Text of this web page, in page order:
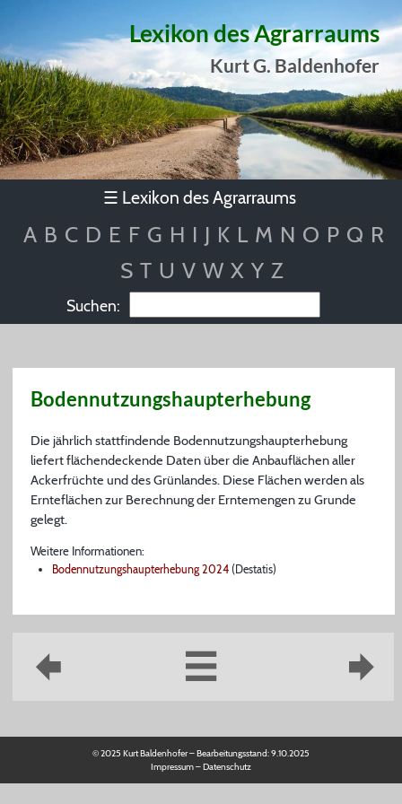
Lexikon des Agrarraums
Kurt G. Baldenhofer
☰ Lexikon des Agrarraums
A B C D E F G H I J K L M N O P Q R
S T U V W X Y Z
Suchen:
Bodennutzungshaupterhebung
Die jährlich stattfindende Bodennutzungshaupterhebung
liefert flächendeckende Daten über die Anbauflächen aller
Ackerfrüchte und des Grünlandes. Diese Flächen werden als
Ernteflächen zur Berechnung der Erntemengen zu Grunde
gelegt.
Weitere Informationen:
Bodennutzungshaupterhebung 2024 (Destatis)
© 2025 Kurt Baldenhofer – Bearbeitungsstand:9.10.2025
Impressum–Datenschutz